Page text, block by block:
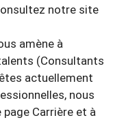
notre site
amène à
(Consultants
actuellement
nous
Carrière et à